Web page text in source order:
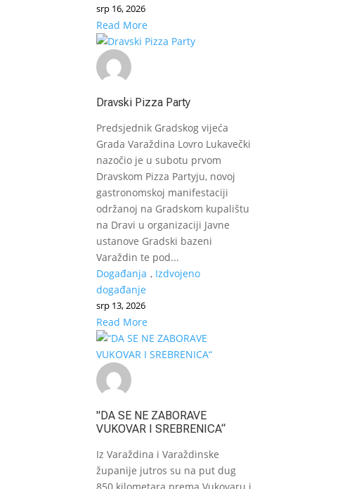
srp 16, 2026
Read More
Dravski Pizza Party
Predsjednik Gradskog vijeća
Grada Varaždina Lovro Lukavečki
nazočio je u subotu prvom
Dravskom Pizza Partyju, novoj
gastronomskoj manifestaciji
održanoj na Gradskom kupalištu
na Dravi u organizaciji Javne
ustanove Gradski bazeni
Varaždin te pod...
Događanja , Izdvojeno
događanje
srp 13, 2026
Read More
"DA SE NE ZABORAVE
VUKOVAR I SREBRENICA“
Iz Varaždina i Varaždinske
županije jutros su na put dug